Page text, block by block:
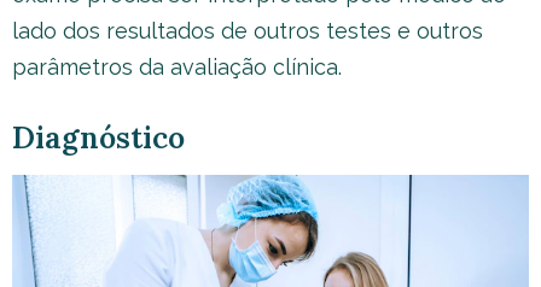
lado dos resultados de outros testes e outros
parâmetros da avaliação clínica.
Diagnóstico